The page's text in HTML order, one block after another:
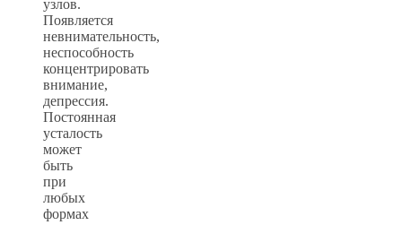
узлов.
Появляется
невнимательность,
неспособность
концентрировать
внимание,
депрессия.
Постоянная
усталость
может
быть
при
любых
формах